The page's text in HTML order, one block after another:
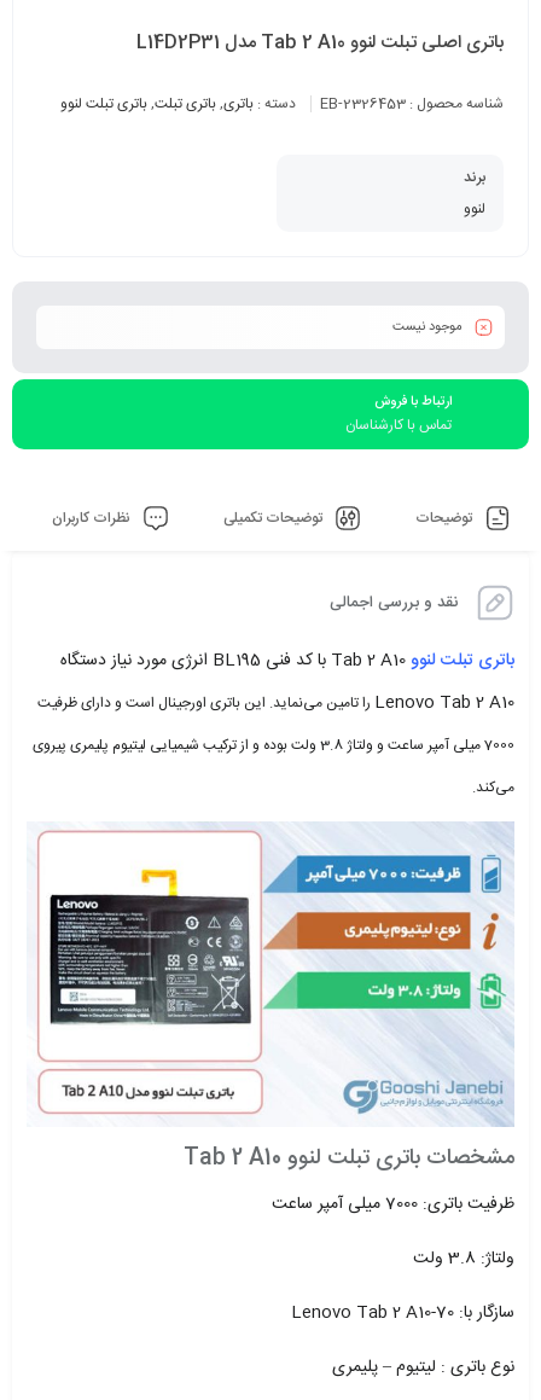
باتری اصلی تبلت لنوو Tab 2 A10 مدل L14D2P31
شناسه محصول : EB-2326453 دسته : باتری,باتری تبلت,باتری تبلت لنوو
برند
لنوو
موجود نیست
ارتباط با فروش
تماس با کارشناسان
توضیحات توضیحات تکمیلی نظرات کاربران
نقد و بررسی اجمالی
باتری تبلت لنوو
Tab 2 A10 با کد فنی BL195 انرژی مورد نیاز دستگاه
Lenovo Tab 2 A10 را تامین می‌نماید. این باتری اورجینال است و دارای ظرفیت
7000 میلی آمپر ساعت و ولتاژ 3.8 ولت بوده و از ترکیب شیمیایی لیتیوم پلیمری پیروی
می‌کند.
مشخصات باتری تبلت لنوو Tab 2 A10
ظرفیت باتری: 7000 میلی آمپر ساعت
ولتاژ: 3.8 ولت
سازگار با: Lenovo Tab 2 A10-70
نوع باتری : لیتیوم – پلیمری